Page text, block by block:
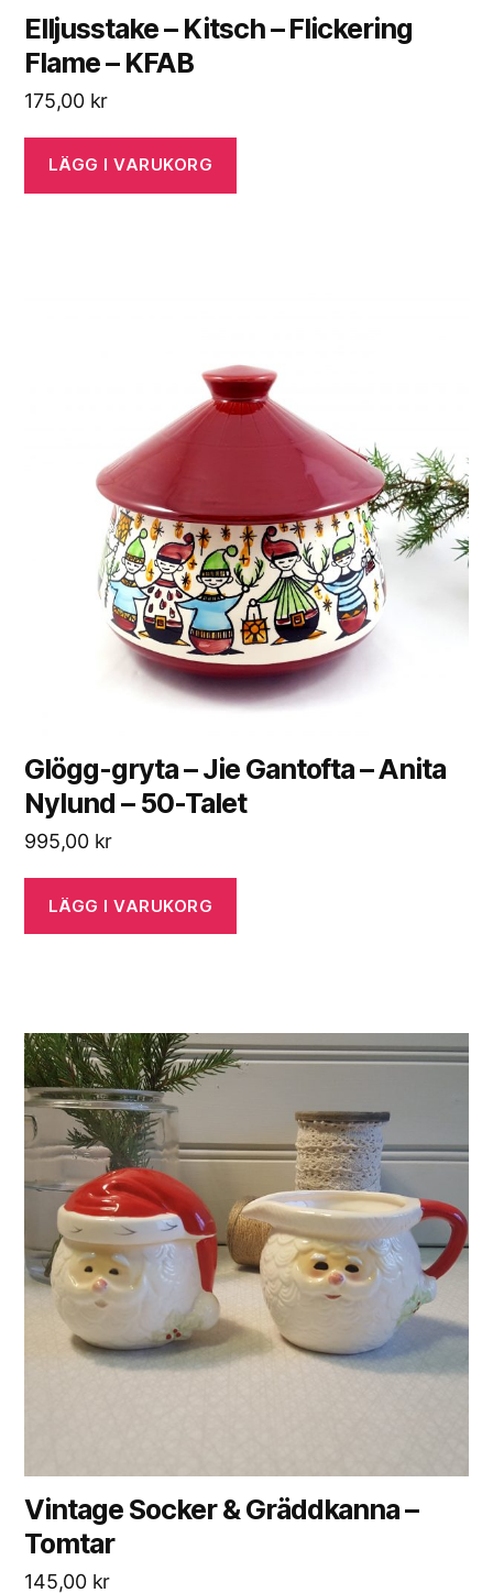
Elljusstake – Kitsch – Flickering
Flame – KFAB
175,00 kr
LÄGG I VARUKORG
Glögg-gryta – Jie Gantofta – Anita
Nylund – 50-Talet
995,00 kr
LÄGG I VARUKORG
Vintage Socker & Gräddkanna –
Tomtar
145,00 kr